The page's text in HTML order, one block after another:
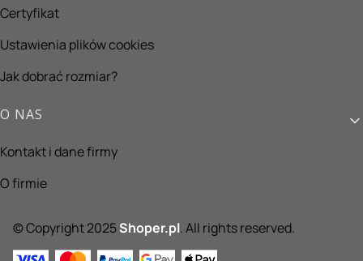
Certyfikat
Ustawienia plików cookies
Jak dobrać rozmiar?
O NAS
Kontakt i dane firmy
O firmie
© Copyright 2025Shoper.pl. All rights reserved.